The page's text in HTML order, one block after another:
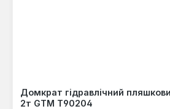
Домкрат гідравлічний
2т GTM Т90204